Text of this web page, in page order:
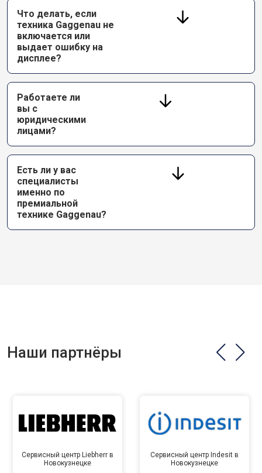
Что делать, если
техника Gaggenau не
включается или
выдает ошибку на
дисплее?
Работаете ли
вы с
юридическими
лицами?
Есть ли у вас
специалисты
именно по
премиальной
технике Gaggenau?
Наши партнёры
Сервисный центр Liebherr в
Новокузнецке
Сервисный центр Indesit в
Новокузнецке